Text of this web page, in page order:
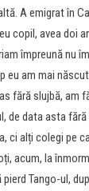
A emigrat în
copil, avea doi
împreună nu
eu am mai
fără slujbă, am
de data asta
ci alți colegi pe
acum, la
Tango-ul,